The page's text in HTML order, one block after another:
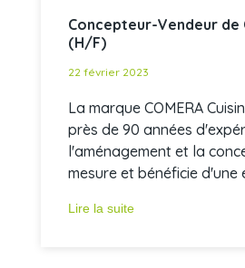
Concepteur-Vendeur de
(H/F)
22 février 2023
La marque COMERA
près de 90 années
l'aménagement et la
mesure et bénéficie d'une
Lire la suite